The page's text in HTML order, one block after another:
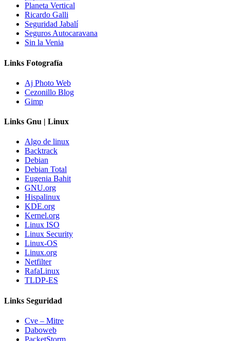
Planeta Vertical
Ricardo Galli
Seguridad Jabalí
Seguros Autocaravana
Sin la Venia
Links Fotografía
Aj Photo Web
Cezonillo Blog
Gimp
Links Gnu | Linux
Algo de linux
Backtrack
Debian
Debian Total
Eugenia Bahit
GNU.org
Hispalinux
KDE.org
Kernel.org
Linux ISO
Linux Security
Linux-OS
Linux.org
Netfilter
RafaLinux
TLDP-ES
Links Seguridad
Cve – Mitre
Daboweb
PacketStorm